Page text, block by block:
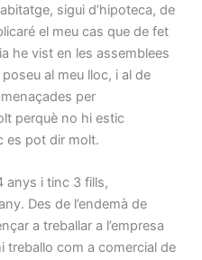
sigui d’hipoteca, de
el meu cas que de fet
he vist en les assemblees
al meu lloc, i al de
per
perquè no hi estic
es pot dir molt.
anys i tinc 3 fills,
Des de l’endemà de
a treballar a l’empresa
treballo com a comercial de